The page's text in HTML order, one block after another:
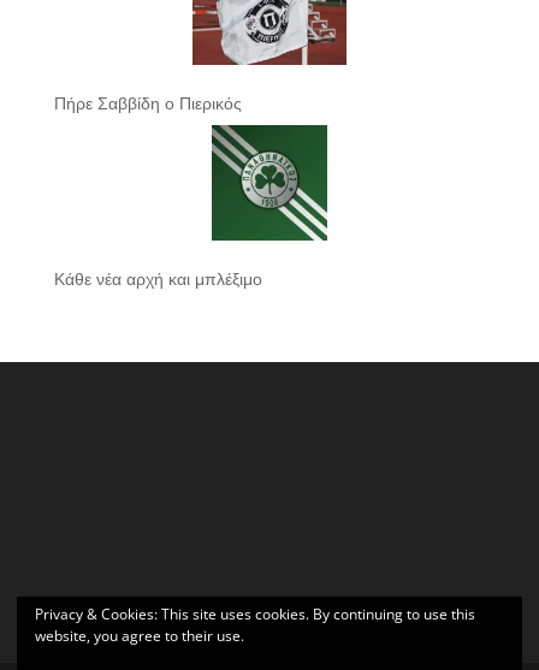
Πήρε Σαββίδη ο Πιερικός
Κάθε νέα αρχή και μπλέξιμο
Privacy & Cookies: This site uses cookies. By continuing to use this
website, you agree to their use.